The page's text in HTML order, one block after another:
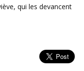
qui les devancent